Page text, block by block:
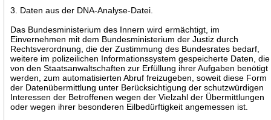
3. Daten aus der DNA-Analyse-Datei.
Das Bundesministerium des Innern wird ermächtigt, im
Einvernehmen mit dem Bundesministerium der Justiz durch
Rechtsverordnung, die der Zustimmung des Bundesrates bedarf,
weitere im polizeilichen Informationssystem gespeicherte Daten, die
von den Staatsanwaltschaften zur Erfüllung ihrer Aufgaben benötigt
werden, zum automatisierten Abruf freizugeben, soweit diese Form
der Datenübermittlung unter Berücksichtigung der schutzwürdigen
Interessen der Betroffenen wegen der Vielzahl der Übermittlungen
oder wegen ihrer besonderen Eilbedürftigkeit angemessen ist.